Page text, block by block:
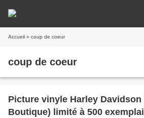
Accueil » coup de coeur
coup de coeur
Picture vinyle Harley
Boutique) limité à 500